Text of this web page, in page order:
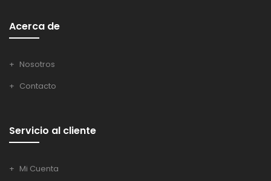
Acerca de
Nosotros
Contacto
Servicio al cliente
Mi Cuenta